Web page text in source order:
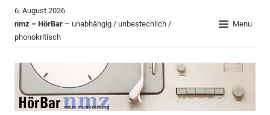
Zum
Inhalt
springen
6. August 2026
nmz – HörBar – unabhängig / unbestechlich /
phonokritisch
Menu